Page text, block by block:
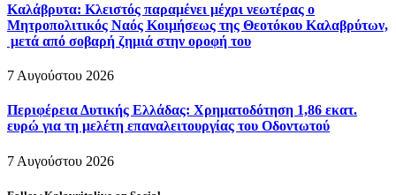
Καλάβρυτα: Κλειστός παραμένει μέχρι νεωτέρας ο
Μητροπολιτικός Ναός Κοιμήσεως της Θεοτόκου Καλαβρύτων,
μετά από σοβαρή ζημιά στην οροφή του
7 Αυγούστου 2026
Περιφέρεια Δυτικής Ελλάδας: Χρηματοδότηση 1,86 εκατ.
ευρώ για τη μελέτη επαναλειτουργίας του Οδοντωτού
7 Αυγούστου 2026